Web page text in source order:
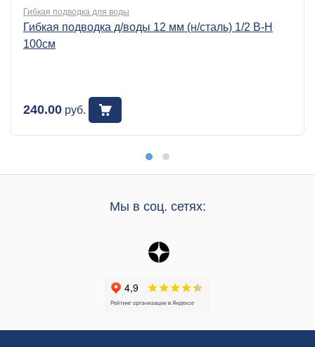
Гибкая подводка для воды
Гибкая подводка д/воды 12 мм (н/сталь) 1/2 В-Н
100см
240.00 руб.
Мы в соц. сетях: